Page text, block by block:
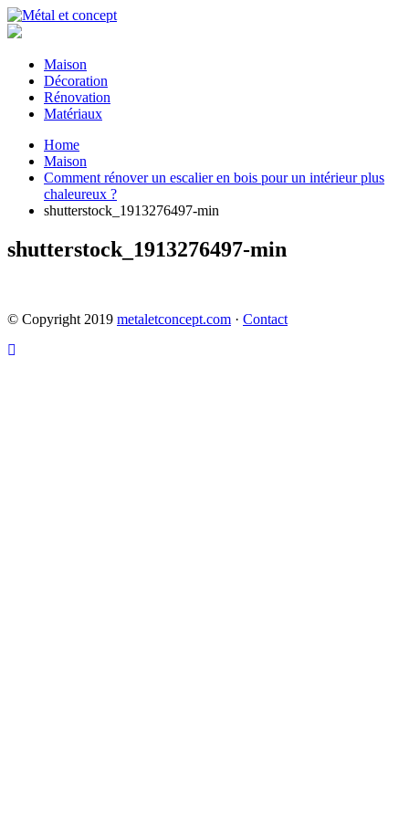
Maison
Décoration
Rénovation
Matériaux
Home
Maison
Comment rénover un escalier en bois pour un intérieur plus
chaleureux ?
shutterstock_1913276497-min
shutterstock_1913276497-min
© Copyright 2019 metaletconcept.com · Contact